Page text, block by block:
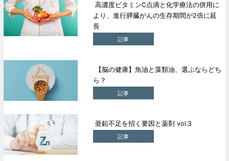
高濃度ビタミンC点滴と化学療法の併用に
より、進行膵臓がんの生存期間が2倍に延
長
記事
【脳の健康】魚油と藻類油、選ぶならどち
ら？
記事
亜鉛不足を招く要因と薬剤 vol.3
記事